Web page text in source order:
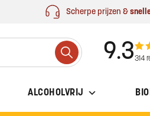
Scherpe prijzen &
Search
9.3314
ALCOHOLVRIJ